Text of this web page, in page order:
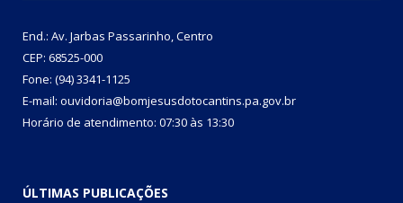
End.: Av. Jarbas Passarinho, Centro
CEP: 68525-000
Fone: (94) 3341-1125
E-mail: ouvidoria@bomjesusdotocantins.pa.gov.br
Horário de atendimento: 07:30 às 13:30
ÚLTIMAS PUBLICAÇÕES